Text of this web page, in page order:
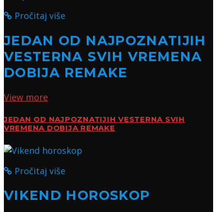
Pročitaj više
JEDAN OD NAJPOZNATIJIH
VESTERNA SVIH VREMENA
DOBIJA REMAKE
View more
JEDAN OD NAJPOZNATIJIH VESTERNA SVIH
VREMENA DOBIJA REMAKE
Pročitaj više
VIKEND HOROSKOP